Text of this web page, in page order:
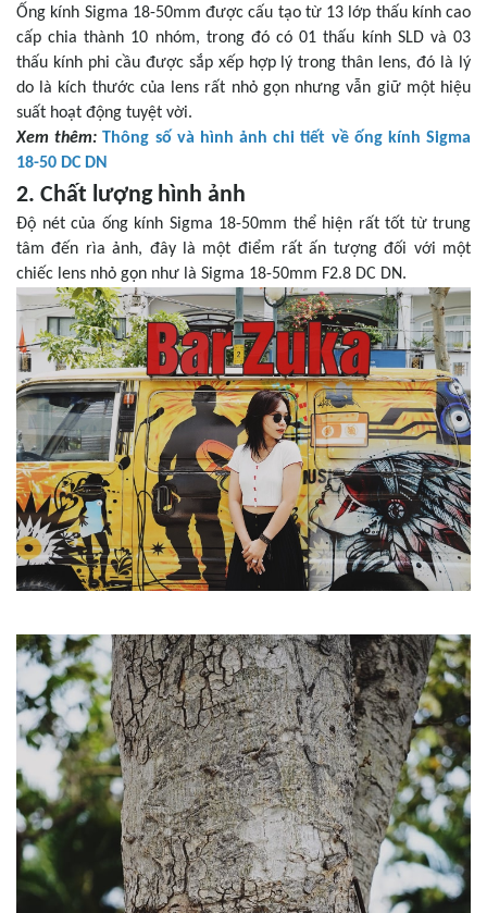
Ống kính Sigma 18-50mm được cấu tạo từ 13 lớp thấu kính cao
cấp chia thành 10 nhóm, trong đó có 01 thấu kính SLD và 03
thấu kính phi cầu được sắp xếp hợp lý trong thân lens, đó là lý
do là kích thước của lens rất nhỏ gọn nhưng vẫn giữ một hiệu
suất hoạt động tuyệt vời.
Xem thêm: Thông số và hình ảnh chi tiết về ống kính Sigma
18-50 DC DN
2. Chất lượng hình ảnh
Độ nét của ống kính Sigma 18-50mm thể hiện rất tốt từ trung
tâm đến rìa ảnh, đây là một điểm rất ấn tượng đối với một
chiếc lens nhỏ gọn như là Sigma 18-50mm F2.8 DC DN.